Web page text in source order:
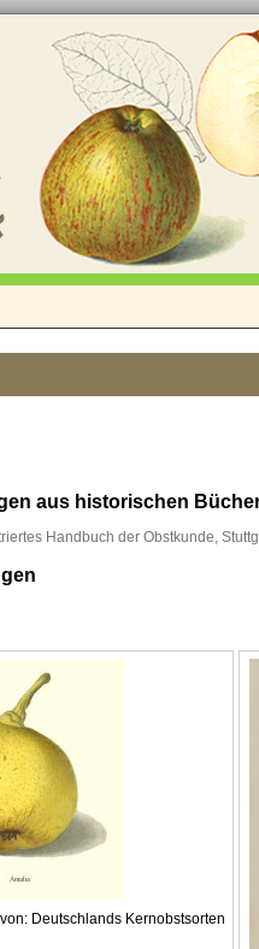
aus historischen
Handbuch der Obstkunde,
Deutschlands Kernobstsorten